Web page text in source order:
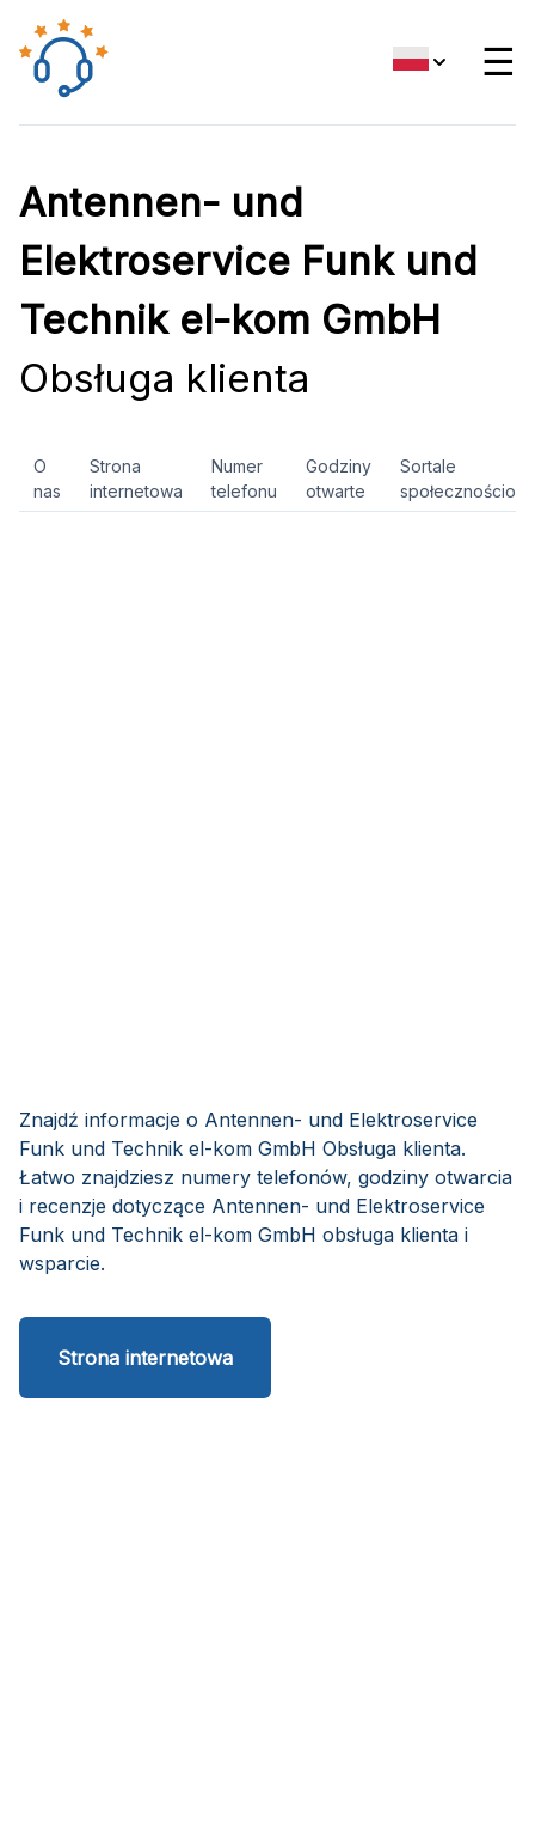
☰
Antennen- und
Elektroservice Funk und
Technik el-kom GmbH
Obsługa klienta
O
nas
Strona
internetowa
Numer
telefonu
Godziny
otwarte
Sortale
Znajdź informacje o Antennen- und Elektroservice
Funk und Technik el-kom GmbH Obsługa klienta.
Łatwo znajdziesz numery telefonów, godziny otwarcia
i recenzje dotyczące Antennen- und Elektroservice
Funk und Technik el-kom GmbH obsługa klienta i
wsparcie.
Strona internetowa